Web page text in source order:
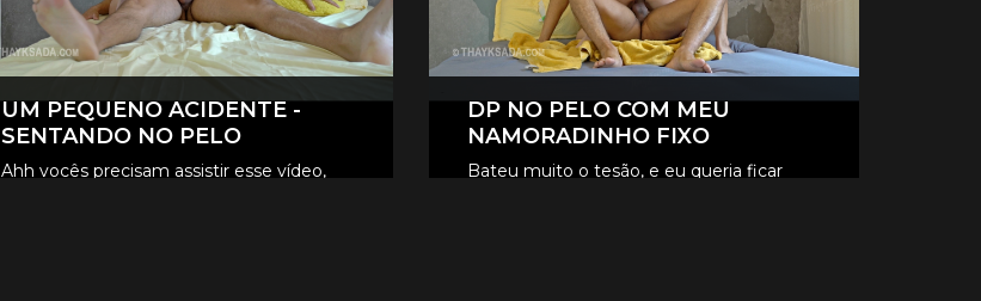
UM PEQUENO ACIDENTE -
SENTANDO NO PELO
Ahh vocês precisam assistir esse vídeo,
DP NO PELO COM MEU
NAMORADINHO FIXO
Bateu muito o tesão, e eu queria ficar